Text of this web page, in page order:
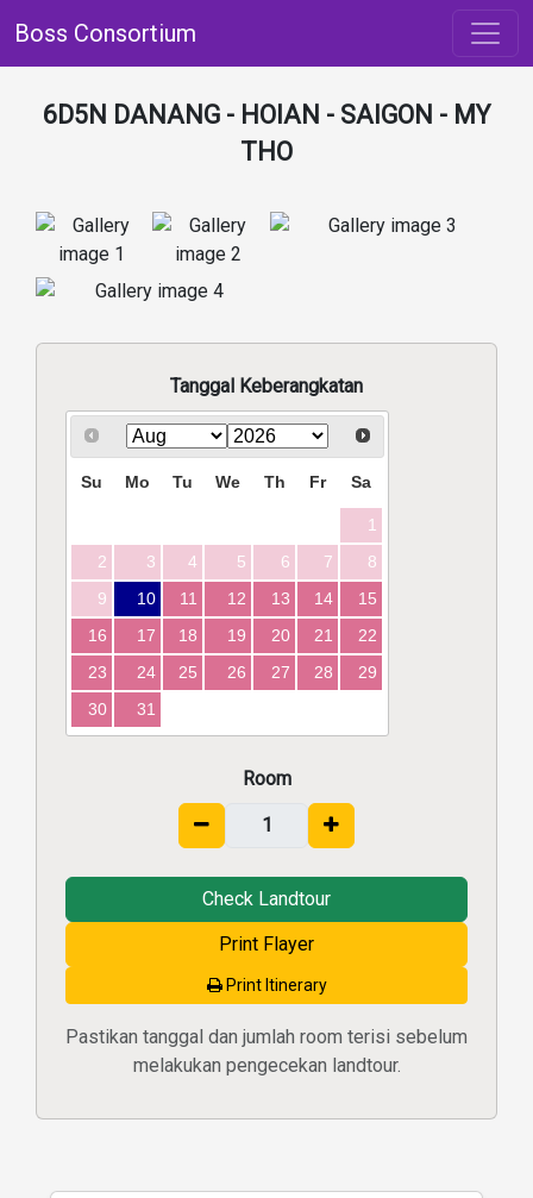
Boss Consortium
6D5N DANANG - HOIAN - SAIGON - MY
THO
Tanggal Keberangkatan
Su Mo Tu We Th Fr Sa
1
2
3 4 5 6 7
8
9
10 11 12 13 14
15
16
17 18 19 20 21
22
23
24 25 26 27 28
29
30
31
Room
Check Landtour
Print Flayer
Print Itinerary
Pastikan tanggal dan jumlah room terisi sebelum
melakukan pengecekan landtour.